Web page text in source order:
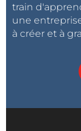
train
une
à créer et à